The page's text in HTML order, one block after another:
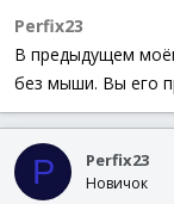
Perfix23
В предыдущем
без мыши. Вы его
P Perfix23
Новичок